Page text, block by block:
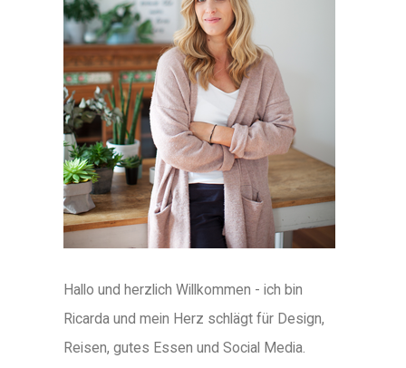
Hallo und herzlich Willkommen - ich bin
Ricarda und mein Herz schlägt für Design,
Reisen, gutes Essen und Social Media.